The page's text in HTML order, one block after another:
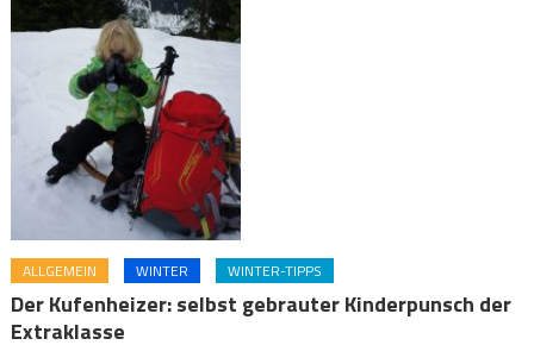
ALLGEMEIN WINTER WINTER-TIPPS
Der Kufenheizer: selbst gebrauter Kinderpunsch der
Extraklasse